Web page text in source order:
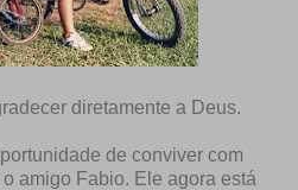
diretamente a Deus.
de conviver com
amigo Fabio. Ele agora está